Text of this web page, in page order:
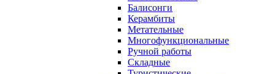
Балисонги
Керамбиты
Метательные
Многофункциональные
Ручной работы
Складные